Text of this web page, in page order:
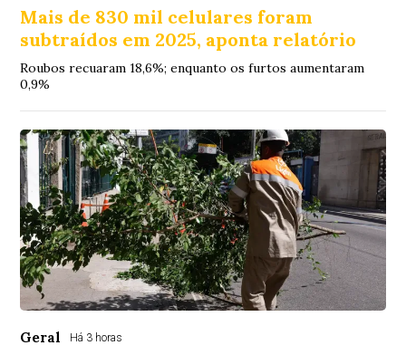
Mais de 830 mil celulares foram
subtraídos em 2025, aponta relatório
Roubos recuaram 18,6%; enquanto os furtos aumentaram
0,9%
Geral Há 3 horas